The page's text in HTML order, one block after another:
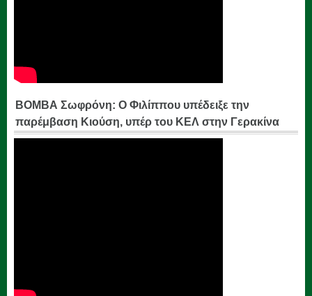
ΒΟΜΒΑ Σωφρόνη: Ο Φιλίππου υπέδειξε την
παρέμβαση Κιούση, υπέρ του ΚΕΛ στην Γερακίνα